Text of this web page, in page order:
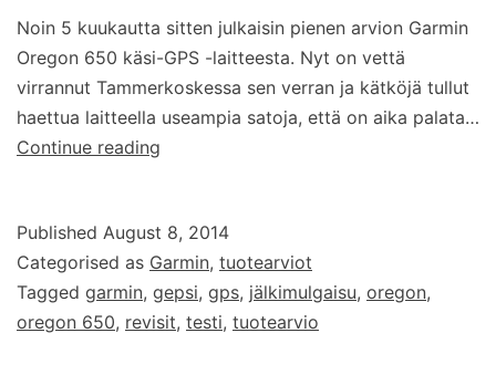
Noin 5 kuukautta sitten julkaisin pienen arvion Garmin
Oregon 650 käsi-GPS -laitteesta. Nyt on vettä
virrannut Tammerkoskessa sen verran ja kätköjä tullut
haettua laitteella useampia satoja, että on aika palata…
Continue reading
–
Katsaus
5
kk
Published August 8, 2014
Categorised as Garmin, tuotearviot
Tagged garmin, gepsi, gps, jälkimulgaisu, oregon,
oregon 650, revisit, testi, tuotearvio